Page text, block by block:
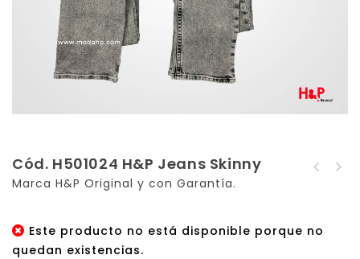
Cód. H501024 H&P Jeans Skinny
Marca H&P Original y con Garantía.
Este producto no está disponible porque no
quedan existencias.